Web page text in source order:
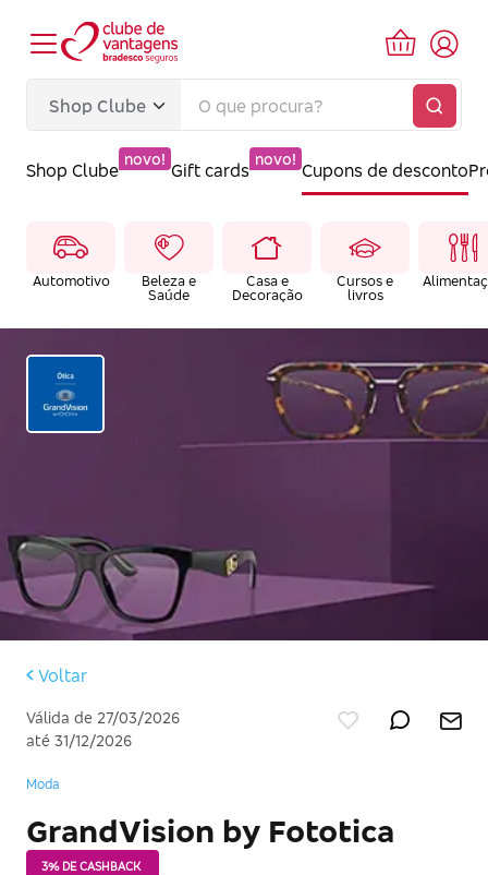
Shop Clube
novo!
Gift cards
novo!
Cupons de desconto
Automotivo
Beleza e
Saúde
Casa e
Decoração
Cursos e
livros
Voltar
Válida de 27/03/2026
até 31/12/2026
Moda
GrandVision by Fototica
3% DE CASHBACK